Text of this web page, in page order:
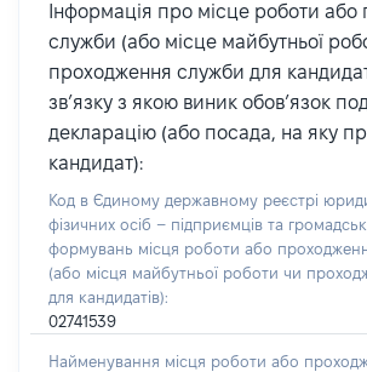
Інформація про місце роботи
служби (або місце майбутньої
проходження служби для
зв’язку з якою виник обов’язок
декларацію (або посада, на яку
кандидат):
Код в Єдиному державному реєстрі
фізичних осіб – підприємців та
формувань місця роботи або
(або місця майбутньої роботи чи
для кандидатів):
02741539
Найменування місця роботи або